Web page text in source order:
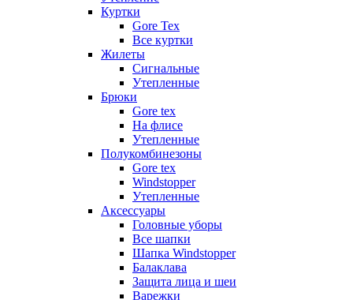
Куртки
Gore Tex
Все куртки
Жилеты
Сигнальные
Утепленные
Брюки
Gore tex
На флисе
Утепленные
Полукомбинезоны
Gore tex
Windstopper
Утепленные
Аксессуары
Головные уборы
Все шапки
Шапка Windstopper
Балаклава
Защита лица и шеи
Варежки